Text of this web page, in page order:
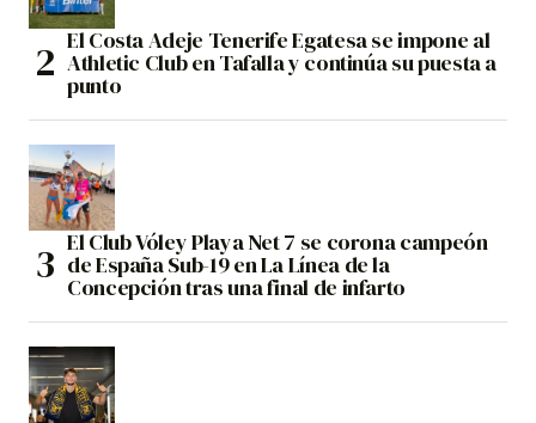
El Costa Adeje Tenerife Egatesa se impone al
Athletic Club en Tafalla y continúa su puesta a
punto
El Club Vóley Playa Net 7 se corona campeón
de España Sub-19 en La Línea de la
Concepción tras una final de infarto